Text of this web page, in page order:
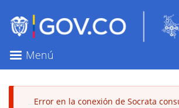
contenido
principal
Menú
Error en la conexión de Socrata